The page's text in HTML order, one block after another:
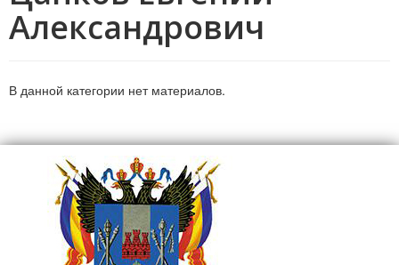
Александрович
В данной категории нет материалов.